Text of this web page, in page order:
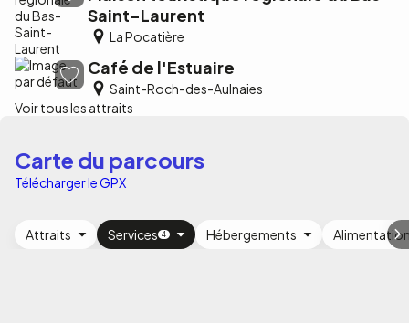
Saint-Laurent
La Pocatière
Café de l'Estuaire
Saint-Roch-des-Aulnaies
Voir tous les attraits
Carte du parcours
Télécharger le GPX
Attraits Services Hébergements